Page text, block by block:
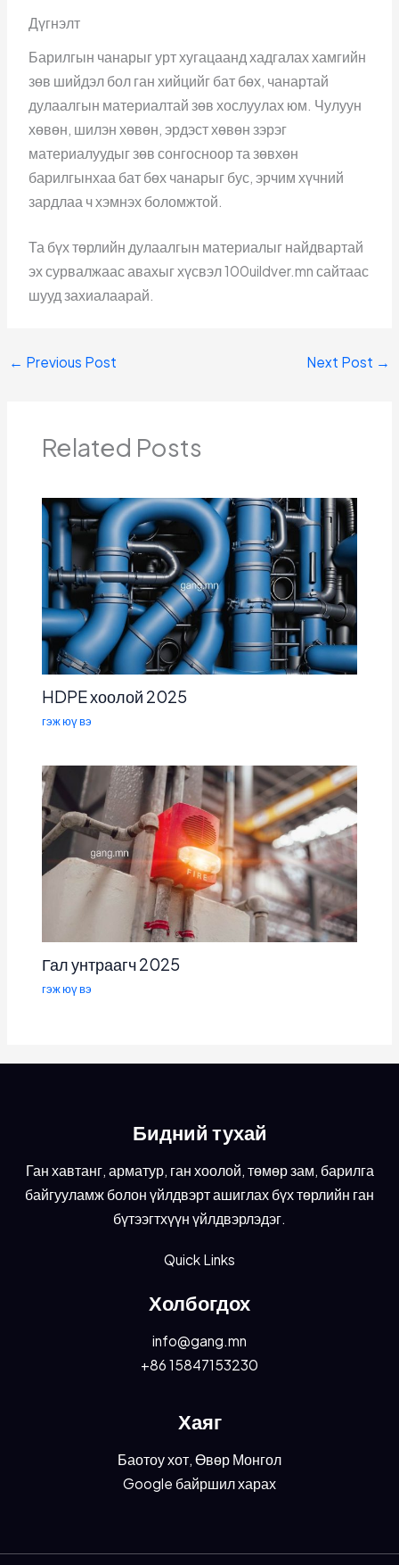
Дүгнэлт
Барилгын чанарыг урт хугацаанд хадгалах хамгийн
зөв шийдэл бол ган хийцийг бат бөх, чанартай
дулаалгын материалтай зөв хослуулах юм. Чулуун
хөвөн, шилэн хөвөн, эрдэст хөвөн зэрэг
материалуудыг зөв сонгосноор та зөвхөн
барилгынхаа бат бөх чанарыг бус, эрчим хүчний
зардлаа ч хэмнэх боломжтой.
Та бүх төрлийн дулаалгын материалыг найдвартай
эх сурвалжаас авахыг хүсвэл 100uildver.mn сайтаас
шууд захиалаарай.
← Previous Post Next Post →
Related Posts
HDPE хоолой 2025
гэж юү вэ
Гал унтраагч 2025
гэж юү вэ
Бидний тухай
Ган хавтанг, арматур, ган хоолой, төмөр зам, барилга
байгууламж болон үйлдвэрт ашиглах бүх төрлийн ган
бүтээгтхүүн үйлдвэрлэдэг.
Quick Links
Холбогдох
info@gang.mn
+86 15847153230
Хаяг
Баотоу хот, Өвөр Монгол
Google байршил харах